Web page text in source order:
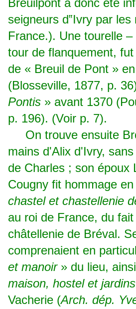
Breuilpont a donc été
seigneurs d‟Ivry par les
France.). Une tourelle
tour de flanquement,
de « Breuil de Pont »
(Blosseville, 1877, p.
Pontis » avant 1370
p. 196). (Voir p. 7).
On trouve ensuite
mains d'Alix d'Ivry,
de Charles ; son époux
Cougny fit hommage
chastel et chastellenie
au roi de France, du
châtellenie de Bréval.
comprenaient en
et manoir» du lieu,
maison, hostel et jardins
Vacherie (Arch. dép.